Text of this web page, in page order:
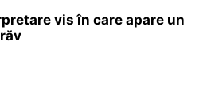
vis în care apare un